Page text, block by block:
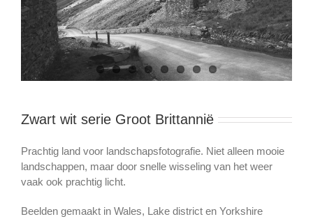
Zwart wit serie Groot Brittannië
Prachtig land voor landschapsfotografie. Niet alleen mooie
landschappen, maar door snelle wisseling van het weer
vaak ook prachtig licht.
Beelden gemaakt in Wales, Lake district en Yorkshire